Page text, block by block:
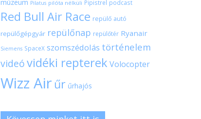
múzeum Pilatus pilóta nélküli Pipistrel podcast
Red Bull Air Race repülő autó
repülőgépgyár repülőnap repülőtér Ryanair
Siemens SpaceX szomszédolás történelem
videóvidéki repterek Volocopter
Wizz Air űr űrhajós